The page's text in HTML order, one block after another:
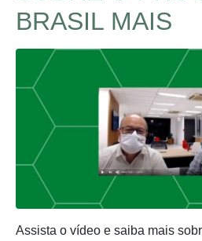
BRASIL MAIS
Assista o vídeo e saiba mais